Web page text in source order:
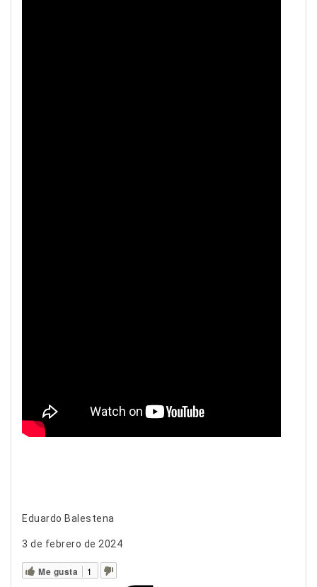
Eduardo Balestena
3 de febrero de 2024
Me gusta 1